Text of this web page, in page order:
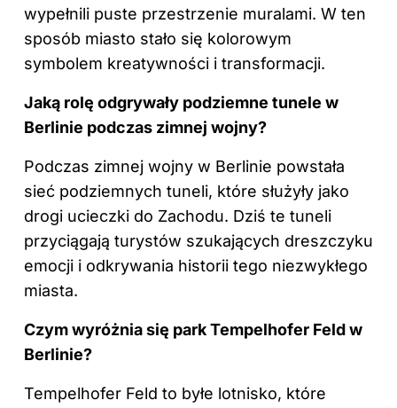
wypełnili puste przestrzenie muralami. W ten
sposób miasto stało się kolorowym
symbolem kreatywności i transformacji.
Jaką rolę odgrywały podziemne tunele w
Berlinie podczas zimnej wojny?
Podczas zimnej wojny w Berlinie powstała
sieć podziemnych tuneli, które służyły jako
drogi ucieczki do Zachodu. Dziś te tuneli
przyciągają turystów szukających dreszczyku
emocji i odkrywania historii tego niezwykłego
miasta.
Czym wyróżnia się park Tempelhofer Feld w
Berlinie?
Tempelhofer Feld to byłe lotnisko, które